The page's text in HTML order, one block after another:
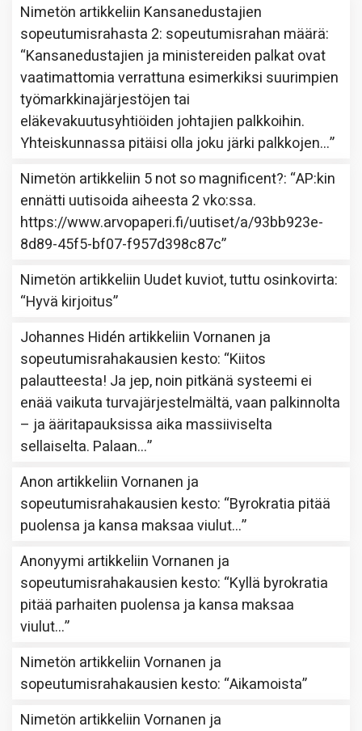
Nimetön artikkeliin Kansanedustajien
sopeutumisrahasta 2: sopeutumisrahan määrä:
“Kansanedustajien ja ministereiden palkat ovat
vaatimattomia verrattuna esimerkiksi suurimpien
työmarkkinajärjestöjen tai
eläkevakuutusyhtiöiden johtajien palkkoihin.
Yhteiskunnassa pitäisi olla joku järki palkkojen…”
Nimetön artikkeliin 5 not so magnificent?: “AP:kin
ennätti uutisoida aiheesta 2 vko:ssa.
https://www.arvopaperi.fi/uutiset/a/93bb923e-
8d89-45f5-bf07-f957d398c87c”
Nimetön artikkeliin Uudet kuviot, tuttu osinkovirta:
“Hyvä kirjoitus”
Johannes Hidén artikkeliinVornanen ja
sopeutumisrahakausien kesto: “Kiitos
palautteesta! Ja jep, noin pitkänä systeemi ei
enää vaikuta turvajärjestelmältä, vaan palkinnolta
– ja ääritapauksissa aika massiiviselta
sellaiselta. Palaan…”
Anon artikkeliinVornanen ja
sopeutumisrahakausien kesto: “Byrokratia pitää
puolensa ja kansa maksaa viulut…”
Anonyymi artikkeliinVornanen ja
sopeutumisrahakausien kesto: “Kyllä byrokratia
pitää parhaiten puolensa ja kansa maksaa
viulut…”
Nimetön artikkeliinVornanen ja
sopeutumisrahakausien kesto: “Aikamoista”
Nimetön artikkeliinVornanen ja